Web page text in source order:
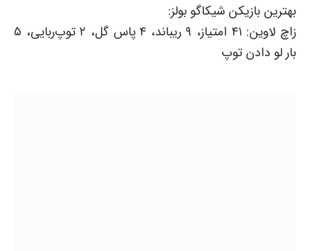
بهترین بازیکن شیکاگو بولز:
زاچ لاوین: ۴۱ امتیاز، ۹ ریباند، ۴ پاس گل، ۲ توپ‌ربایی، ۵
بار لو دادن توپ